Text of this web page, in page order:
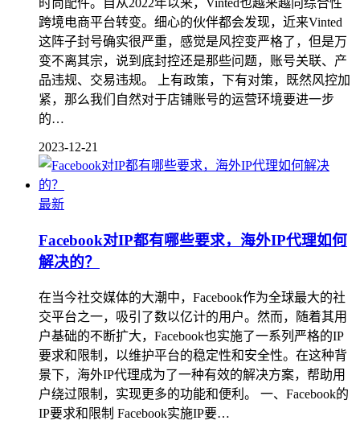
时尚配件。自从2022年以来，Vinted也越来越向综合性
跨境电商平台转变。细心的伙伴都会发现，近来Vinted
这阵子封号确实很严重，感觉是风控变严格了，但是万
变不离其宗，说到底封控还是那些问题，账号关联、产
品违规、交易违规。 上有政策，下有对策，既然风控加
紧，那么我们自然对于店铺账号的运营环境要进一步
的…
2023-12-21
最新
Facebook对IP都有哪些要求，海外IP代理如何
解决的？
在当今社交媒体的大潮中，Facebook作为全球最大的社
交平台之一，吸引了数以亿计的用户。然而，随着其用
户基础的不断扩大，Facebook也实施了一系列严格的IP
要求和限制，以维护平台的稳定性和安全性。在这种背
景下，海外IP代理成为了一种有效的解决方案，帮助用
户绕过限制，实现更多的功能和便利。 一、Facebook的
IP要求和限制 Facebook实施IP要…